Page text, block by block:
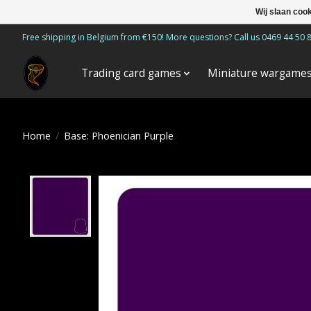
Free shipping in Belgium from €150! More questions? Call us 0469 44 50
Trading card games Miniature
Home / Base: Phoenician Purple
Product image slideshow Items
Wij slaan